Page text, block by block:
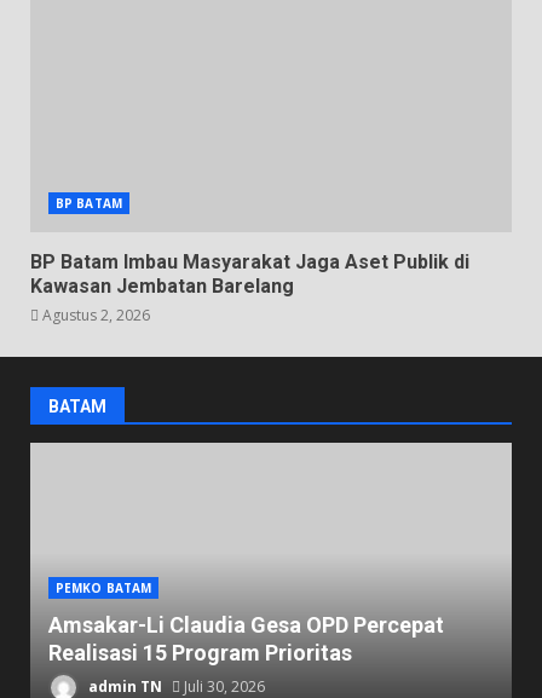
BP BATAM
BP Batam Imbau Masyarakat Jaga Aset Publik di
Kawasan Jembatan Barelang
Agustus 2, 2026
BATAM
PEMKO BATAM
Amsakar-Li Claudia Gesa OPD Percepat
Realisasi 15 Program Prioritas
admin TN Juli 30, 2026